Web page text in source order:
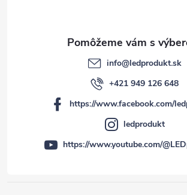
info@ledprodukt.sk
+421 949 126 648
https://www.facebook.com/
ledprodukt
https://www.youtube.com/